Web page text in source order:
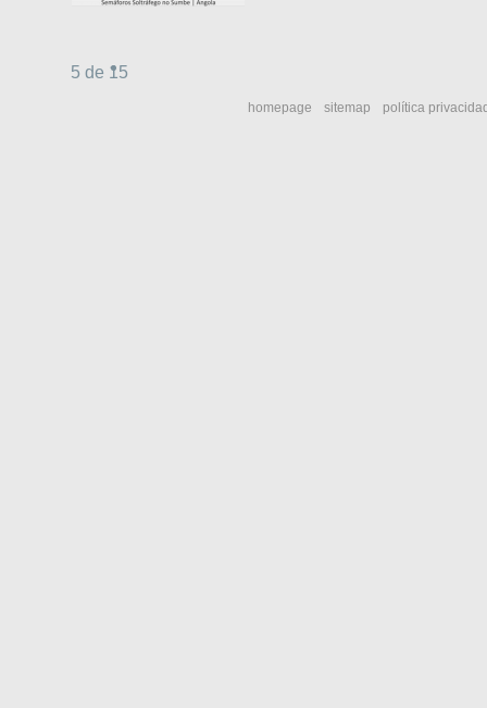
5 de 15
homepage sitemap política